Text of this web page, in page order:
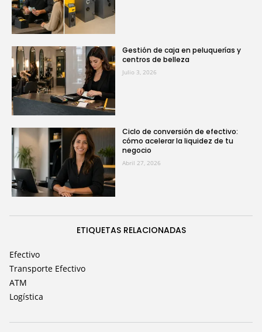
Gestión de caja en peluquerías y
centros de belleza
Julio 3, 2026
Ciclo de conversión de efectivo:
cómo acelerar la liquidez de tu
negocio
Abril 27, 2026
ETIQUETAS RELACIONADAS
Efectivo
Transporte Efectivo
ATM
Logística